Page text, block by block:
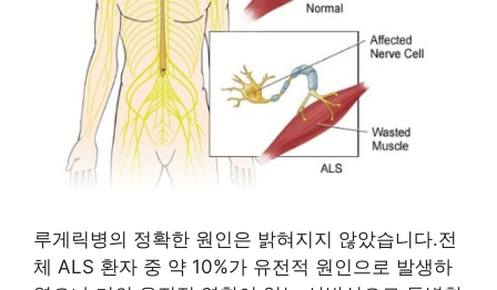
루게릭병의 정확한 원인은 밝혀지지 않았습니다.전
체 ALS 환자 중 약 10%가 유전적 원인으로 발생하